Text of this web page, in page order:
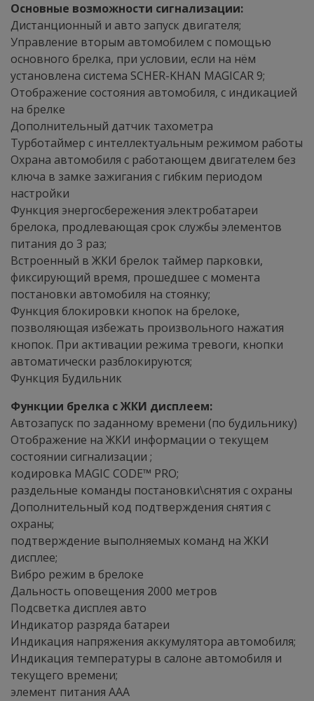
Основные возможности сигнализации:
Дистанционный и авто запуск двигателя;
Управление вторым автомобилем с помощью
основного брелка, при условии, если на нём
установлена система SCHER-KHAN MAGICAR 9;
Отображение состояния автомобиля, с индикацией
на брелке
Дополнительный датчик тахометра
Турботаймер с интеллектуальным режимом работы
Охрана автомобиля с работающем двигателем без
ключа в замке зажигания с гибким периодом
настройки
Функция энергосбережения электробатареи
брелока, продлевающая срок службы элементов
питания до 3 раз;
Встроенный в ЖКИ брелок таймер парковки,
фиксирующий время, прошедшее с момента
постановки автомобиля на стоянку;
Функция блокировки кнопок на брелоке,
позволяющая избежать произвольного нажатия
кнопок. При активации режима тревоги, кнопки
автоматически разблокируются;
Функция Будильник
Функции брелка с ЖКИ дисплеем:
Автозапуск по заданному времени (по будильнику)
Отображение на ЖКИ информации о текущем
состоянии сигнализации ;
кодировка MAGIC CODE™ PRO;
раздельные команды постановки\снятия с охраны
Дополнительный код подтверждения снятия с
охраны;
подтверждение выполняемых команд на ЖКИ
дисплее;
Вибро режим в брелоке
Дальность оповещения 2000 метров
Подсветка дисплея авто
Индикатор разряда батареи
Индикация напряжения аккумулятора автомобиля;
Индикация температуры в салоне автомобиля и
текущего времени;
элемент питания ААА